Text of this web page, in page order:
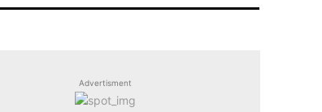
Advertisment